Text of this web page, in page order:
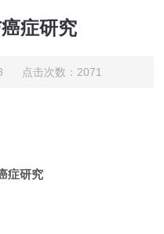
症研究
点击次数：2071
症研究